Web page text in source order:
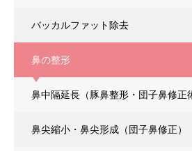
バッカルファット除去
鼻の整形
鼻中隔延長 （豚鼻整形・団子鼻修正
鼻尖縮小・鼻尖形成 （団子鼻修正）